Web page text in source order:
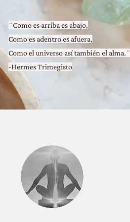
¨Como es arriba es abajo,
Como es adentro es afuera,
Como el universo así también el alma.¨
-Hermes Trimegisto